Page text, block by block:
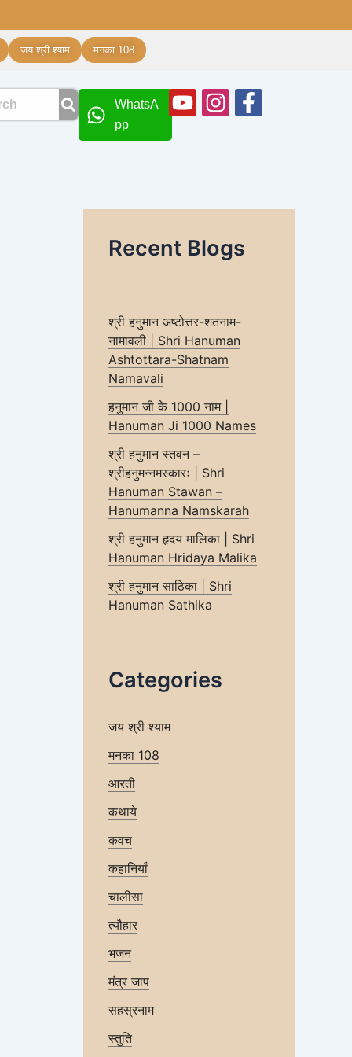
जय श्री श्याम मनका 108
WhatsA
pp
Youtube
Instagram
f
Recent Blogs
श्री हनुमान अष्टोत्तर-शतनाम-
नामावली | Shri Hanuman
Ashtottara-Shatnam
Namavali
हनुमान जी के 1000 नाम |
Hanuman Ji 1000 Names
श्री हनुमान स्तवन –
श्रीहनुमन्नमस्कारः | Shri
Hanuman Stawan –
Hanumanna Namskarah
श्री हनुमान हृदय मालिका | Shri
Hanuman Hridaya Malika
श्री हनुमान साठिका | Shri
Hanuman Sathika
Categories
जय श्री श्याम
मनका 108
आरती
कथाये
कवच
कहानियाँ
चालीसा
त्यौहार
भजन
मंत्र जाप
सहस्रनाम
स्तुति